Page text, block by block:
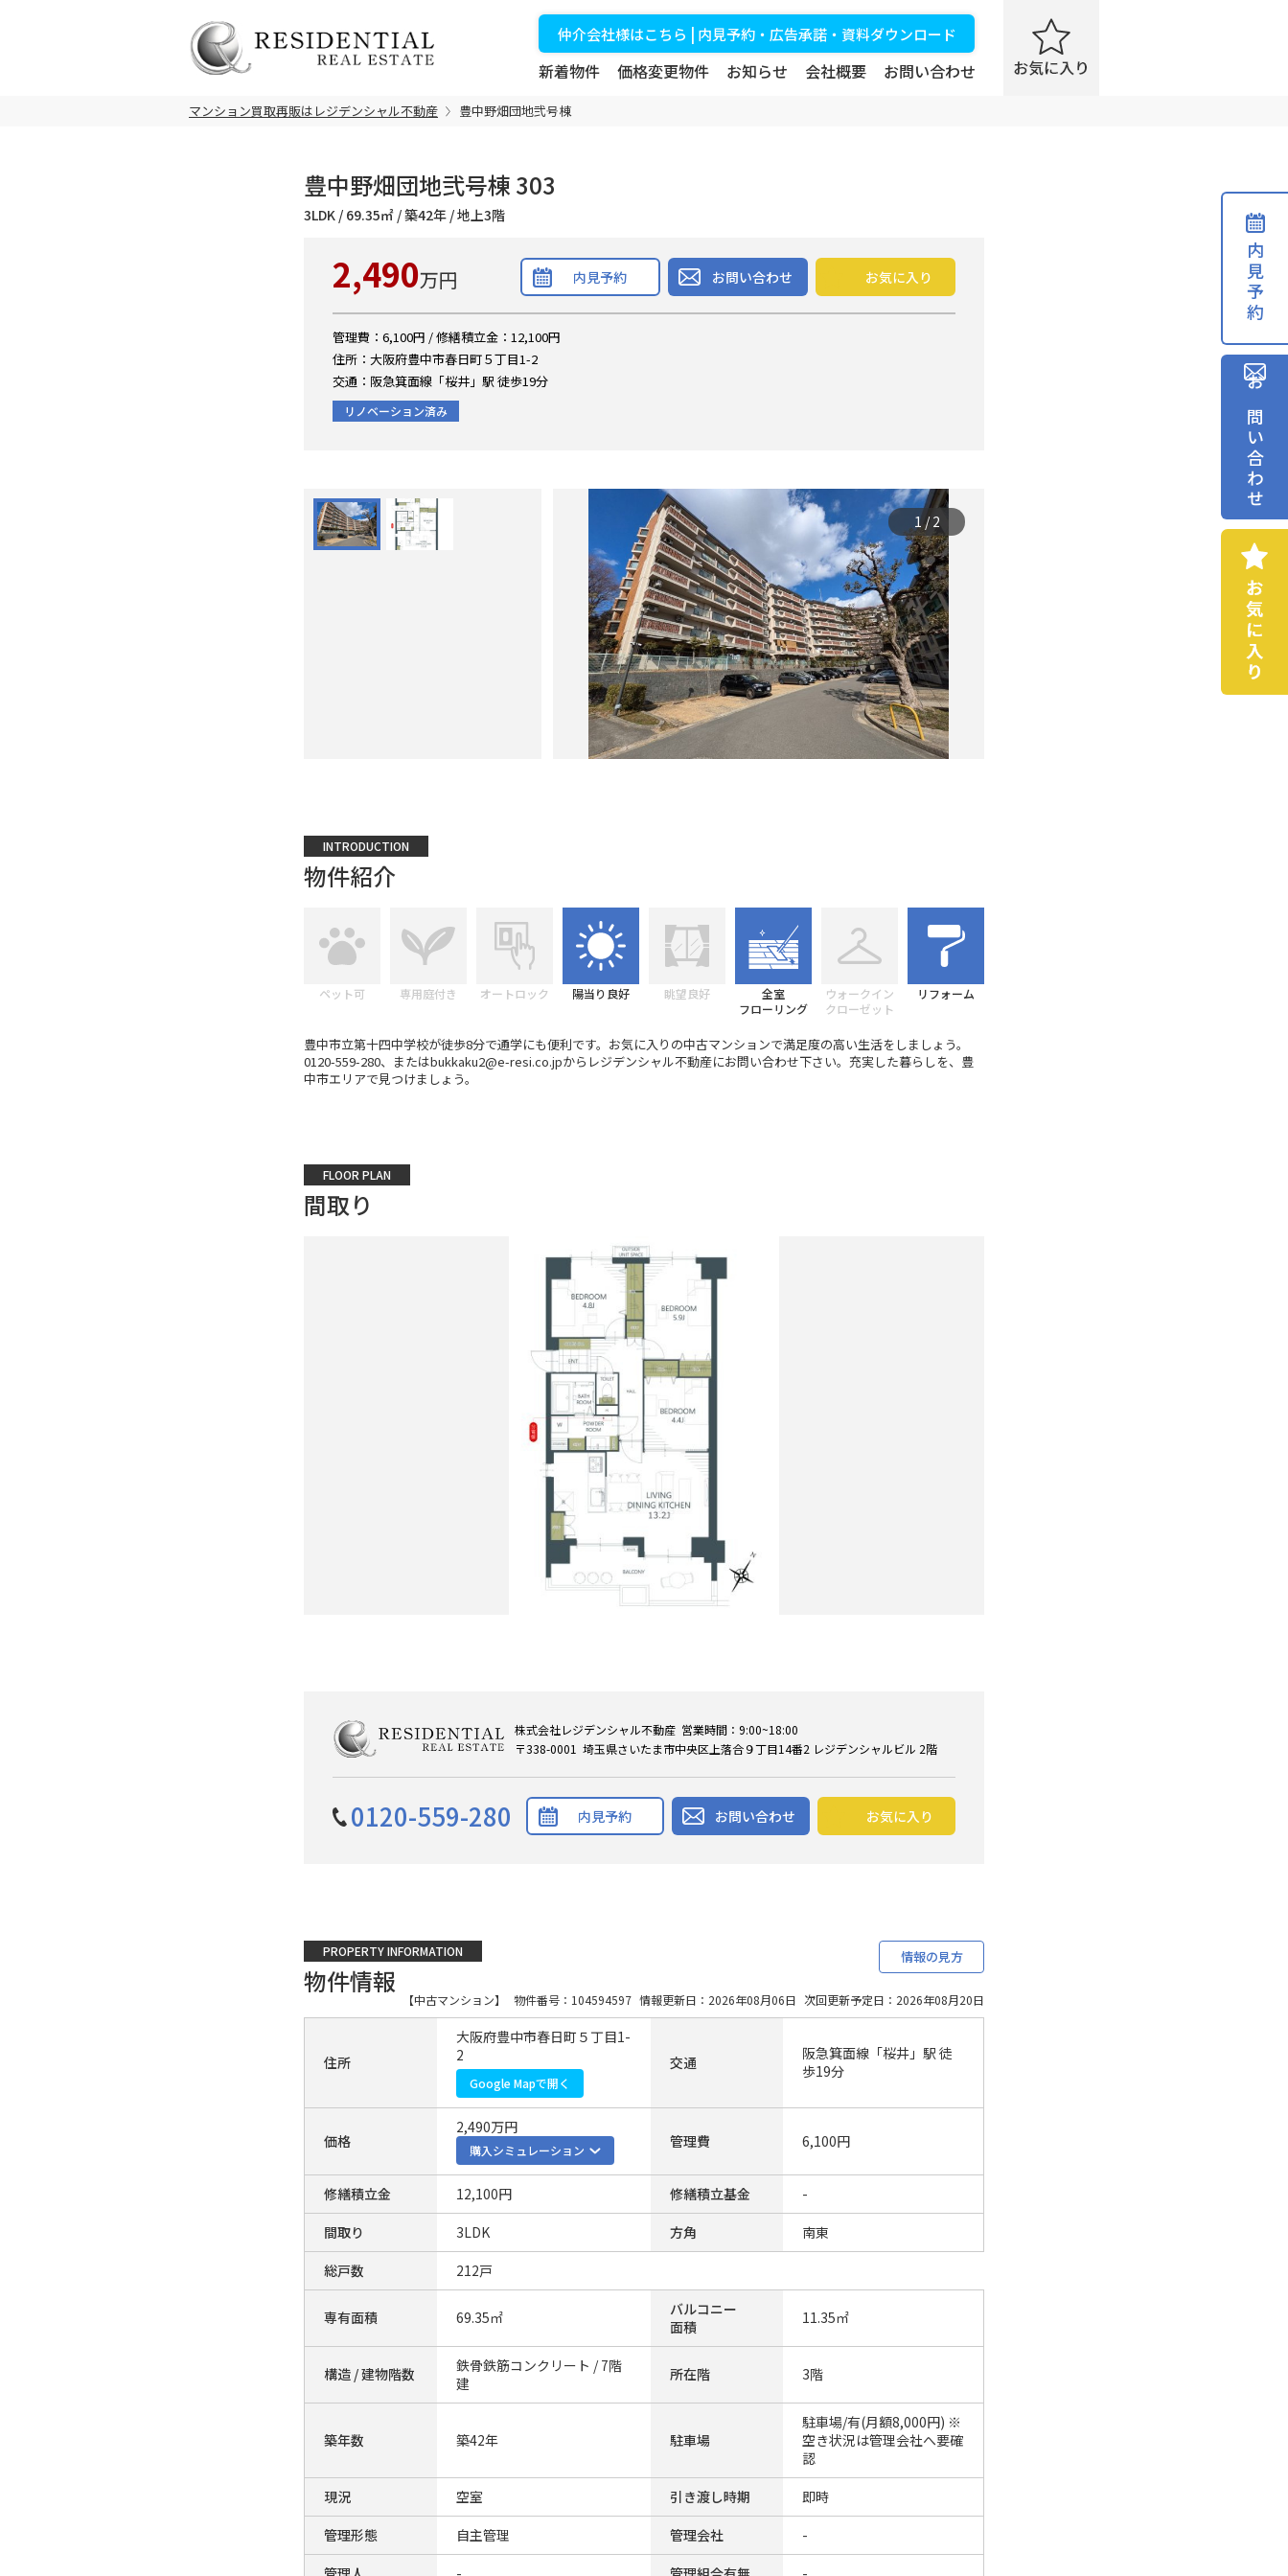
仲介会社様はこちら | 内見予約・広告承諾・資料ダウンロード
新着物件 価格変更物件 お知らせ 会社概要 お問い合わせ
マンション買取再販はレジデンシャル不動産 豊中野畑団地弐号棟
豊中野畑団地弐号棟 303
3LDK / 69.35㎡ / 築42年 / 地上3階
2,490万円 内見予約 お問い合わせ お気に入り
管理費：6,100円 / 修繕積立金：12,100円
住所：大阪府豊中市春日町５丁目1-2
交通：阪急箕面線「桜井」駅 徒歩19分
リノベーション済み
1 /2
INTRODUCTION
物件紹介
ペット可 専用庭付き オートロック 陽当り良好 眺望良好
全室
フローリング
ウォークイン
クローゼット
リフォーム
豊中市立第十四中学校が徒歩8分で通学にも便利です。お気に入りの中古マンションで満足度の高い生活をしましょう。
0120-559-280、またはbukkaku2@e-resi.co.jpからレジデンシャル不動産にお問い合わせ下さい。充実した暮らしを、豊
中市エリアで見つけましょう。
FLOOR PLAN
間取り
株式会社レジデンシャル不動産 営業時間：9:00~18:00
〒338-0001 埼玉県さいたま市中央区上落合９丁目14番2 レジデンシャルビル 2階
0120-559-280 内見予約 お問い合わせ お気に入り
PROPERTY INFORMATION
物件情報
情報の見方
【中古マンション】 物件番号：104594597 情報更新日：2026年08月06日 次回更新予定日：2026年08月20日
住所
大阪府豊中市春日町５丁目1-
2
Google Mapで開く
交通
阪急箕面線「桜井」駅 徒
歩19分
価格
2,490万円
購入シミュレーション 管理費 6,100円
修繕積立金 12,100円 修繕積立基金
-
間取り
3LDK 方角
南東
総戸数
212戸
専有面積 69.35㎡
バルコニー
面積
11.35㎡
構造 / 建物階数
鉄骨鉄筋コンクリート / 7階
建
所在階 3階
築年数 築42年 駐車場
駐車場/有(月額8,000円) ※
空き状況は管理会社へ要確
認
現況
空室 引き渡し時期
即時
管理形態
自主管理 管理会社
-
内見予約
お問い合わせ